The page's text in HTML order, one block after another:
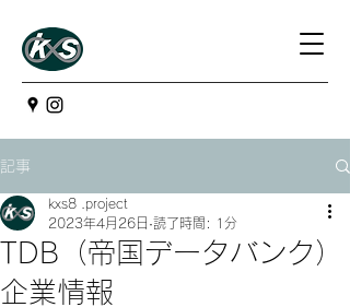
記事
TDB（帝国データバンク）
企業情報
kxs8 .project
2023年4月26日 読了時間: 1分